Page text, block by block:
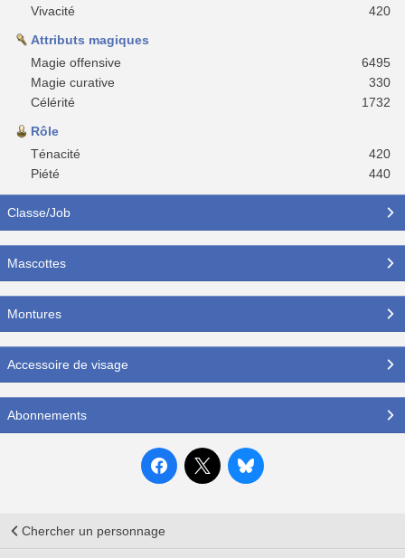
Vivacité
420
Attributs magiques
Magie offensive
6495
Magie curative
330
Célérité
1732
Rôle
Ténacité
420
Piété
440
Classe/Job
Mascottes
Montures
Accessoire de visage
Abonnements
Chercher un personnage